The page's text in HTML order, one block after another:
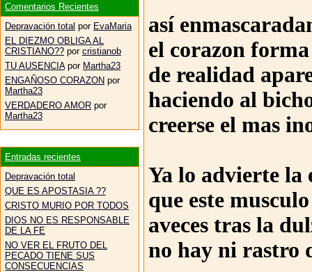
así
el corazon
de realidad
haciendo al
creerse el mas
Ya lo advierte la
que este
aveces tras la
no hay ni rastro
Comentarios Recientes
Depravación total por EvaMaria
EL DIEZMO OBLIGA AL
CRISTIANO?? por cristianob
TU AUSENCIA por Martha23
ENGAÑOSO CORAZON por
Martha23
VERDADERO AMOR por
Martha23
Entradas recientes
Depravación total
QUE ES APOSTASIA ??
CRISTO MURIO POR TODOS
DIOS NO ES RESPONSABLE
DE LA FE
NO VER EL FRUTO DEL
PECADO TIENE SUS
CONSECUENCIAS